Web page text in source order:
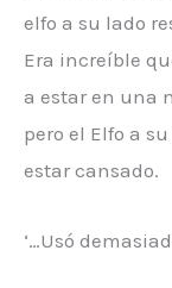
elfo a su lado
Era increíble
a estar en una
pero el Elfo a
estar cansado.
‘…Usó